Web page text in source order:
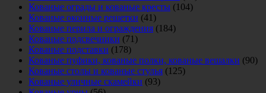
Кованые ограды и кованые кресты (104)
Кованые оконные решетки (41)
Кованые перила и ограждения (184)
Кованые подсвечники (71)
Кованые подставки (178)
Кованые пуфики, кованые полки, кованые вешалки (90)
Кованые столы и кованые стулья (125)
Кованые уличные скамейки (93)